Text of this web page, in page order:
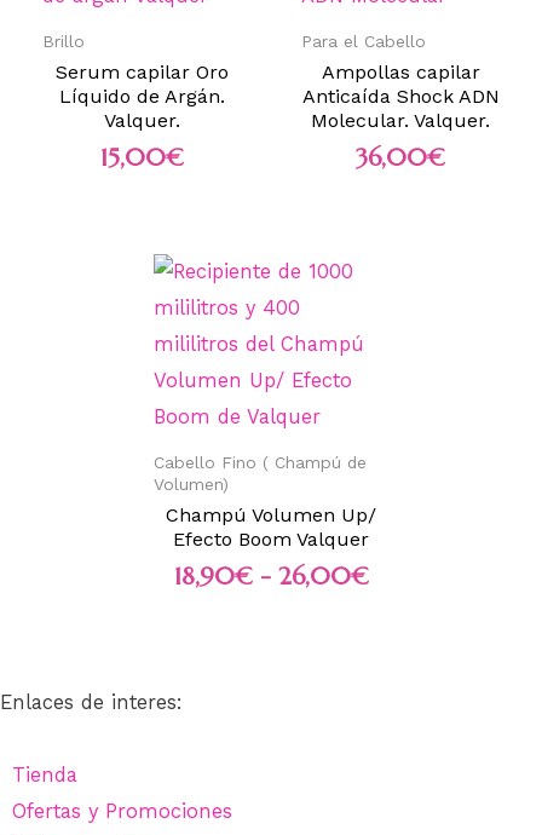
Brillo
Serum capilar Oro
Líquido de Argán.
Valquer.
15,00€
Para el Cabello
Ampollas capilar
Anticaída Shock ADN
Molecular. Valquer.
36,00€
Cabello Fino ( Champú de
Volumen)
Champú Volumen Up/
Efecto Boom Valquer
18,90€ - 26,00€
Enlaces de interes:
Tienda
Ofertas y Promociones